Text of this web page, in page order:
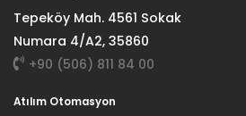
Tepeköy Mah. 4561 Sokak
Numara 4/A2, 35860
+90 (506) 811 84 00
Atılım Otomasyon